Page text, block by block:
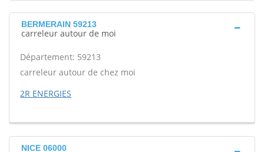
BERMERAIN 59213
carreleur autour de moi
Département: 59213
carreleur autour de chez moi
2R ENERGIES
NICE 06000